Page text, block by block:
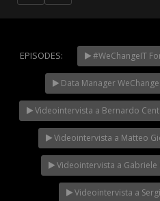
NOW PLAYING
EPISODES: #WeChangeIT
Data Manager
Videointervista a Bernardo
Videointervista a Matteo
Videointervista a Gabriele
Videointervista a